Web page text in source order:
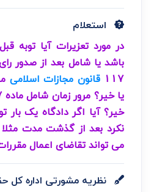
استعلام
در مورد تعزیرات آیا توبه
باشد یا شامل بعد از صدور
117 قانون مجازات اسلامی
خیر؟ آیا اگر دادگاه یک بار
نکرد بعد از گذشت مدت
می تواند تقاضای اعمال
نظریه مشورتی اداره کل